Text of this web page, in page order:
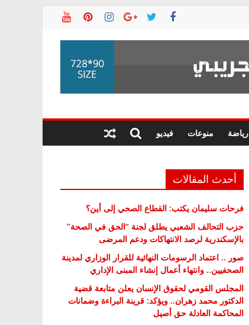
رياضة منوعات فيديو
أحدث المقالات
فرحات سليمان يكتب: القطاع الصحي إلى أين؟
حزب التحالف الشعبي يطلق لجنة “الحق في الصحة”
بالإسكندرية لرصد الانتهاكات ودعم المرضى
صور .. اعتماد الرسومات النهائية للقرار الوزاري لمدينة
الصحفيين.. وانتهاء أعمال إنشاء المبنى الإداري
المجلس القومي لحقوق الإنسان يعلن متابعة قضية
الدكتور محمد زهران.. ويؤكد: قرينة البراءة وضمانات
المحاكمة العادلة حق أصيل